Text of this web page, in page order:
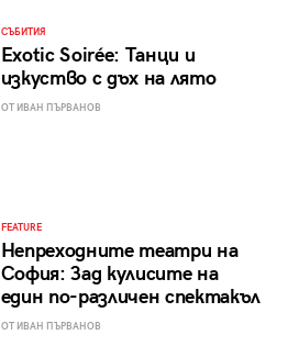
СЪБИТИЯ
Exotic Soirée: Танци и
изкуство с дъх на лято
ОТ ИВАН ПЪРВАНОВ
FEATURE
Непреходните театри на
София: Зад кулисите на
един по-различен спектакъл
ОТ ИВАН ПЪРВАНОВ